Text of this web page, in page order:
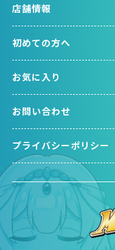
店舗情報
初めての方へ
お気に入り
お問い合わせ
プライバシーポリシー